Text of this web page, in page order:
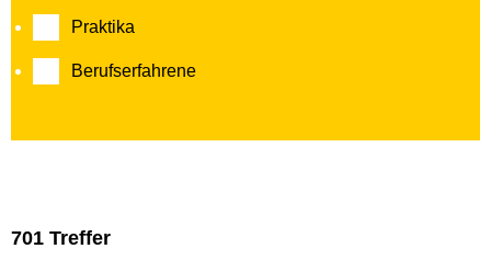
Praktika
Berufserfahrene
701 Treffer